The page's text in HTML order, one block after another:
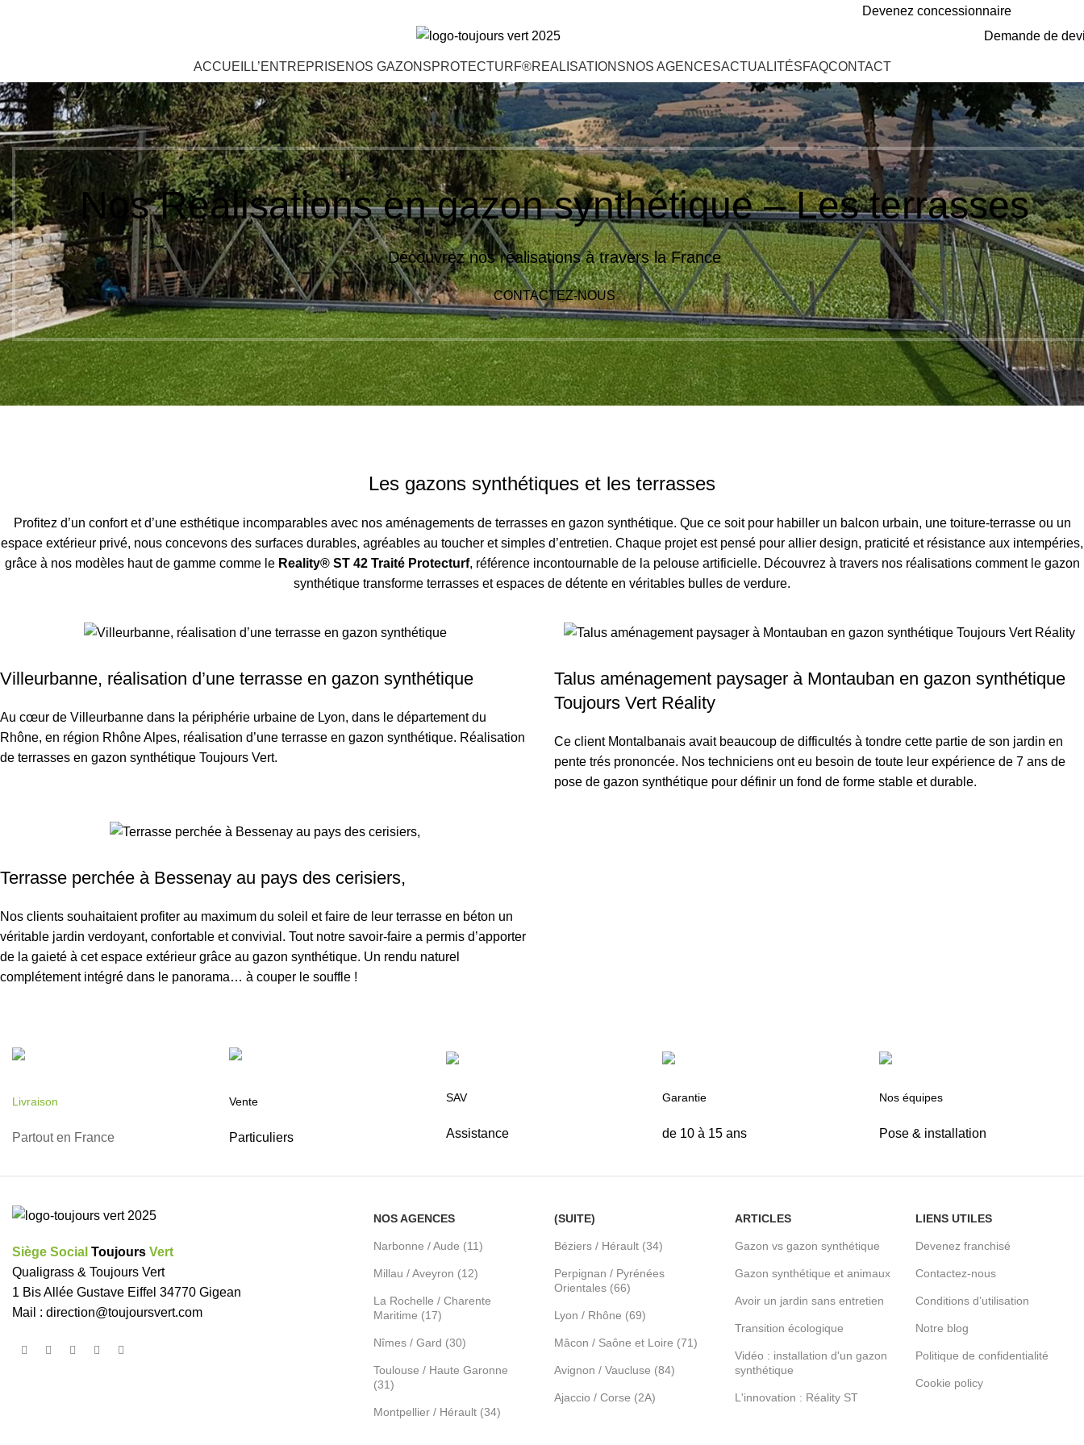
Devenez concessionnaire
Demande de
ACCUEIL L’ENTREPRISENOS GAZONSPROTECTURF®REALISATIONSNOS AGENCESACTUALITÉSFAQCONTACT
Nos Réalisations en gazon synthétique – Les terrasses
Découvrez nos réalisations à travers la France
CONTACTEZ-NOUS
Les gazons synthétiques et les terrasses
Profitez d’un confort et d’une esthétique incomparables avec nos aménagements de terrasses en gazon synthétique. Que ce soit pour habiller un balcon urbain, une toiture-terrasse ou un
espace extérieur privé, nous concevons des surfaces durables, agréables au toucher et simples d’entretien. Chaque projet est pensé pour allier design, praticité et résistance aux intempéries,
grâce à nos modèles haut de gamme comme le Reality® ST 42 Traité Protecturf, référence incontournable de la pelouse artificielle. Découvrez à travers nos réalisations comment le gazon
synthétique transforme terrasses et espaces de détente en véritables bulles de verdure.
Villeurbanne, réalisation d’une terrasse en gazon synthétique
Au cœur de Villeurbanne dans la périphérie urbaine de Lyon, dans le département du
Rhône, en région Rhône Alpes, réalisation d’une terrasse en gazon synthétique. Réalisation
de terrasses en gazon synthétique Toujours Vert.
Talus aménagement paysager à Montauban en gazon synthétique
Toujours Vert Réality
Ce client Montalbanais avait beaucoup de difficultés à tondre cette partie de son jardin en
pente trés prononcée. Nos techniciens ont eu besoin de toute leur expérience de 7 ans de
pose de gazon synthétique pour définir un fond de forme stable et durable.
Terrasse perchée à Bessenay au pays des cerisiers,
Nos clients souhaitaient profiter au maximum du soleil et faire de leur terrasse en béton un
véritable jardin verdoyant, confortable et convivial. Tout notre savoir-faire a permis d’apporter
de la gaieté à cet espace extérieur grâce au gazon synthétique. Un rendu naturel
complétement intégré dans le panorama… à couper le souffle !
Livraison
Partout en France
Vente
Particuliers
SAV
Assistance
Garantie
de 10 à 15 ans
Nos équipes
Pose & installation
Siège Social Toujours Vert
Qualigrass & Toujours Vert
1 Bis Allée Gustave Eiffel 34770 Gigean
Mail : direction@toujoursvert.com
NOS AGENCES
Narbonne / Aude (11)
Millau / Aveyron (12)
La Rochelle / Charente
Maritime (17)
Nîmes / Gard (30)
Toulouse / Haute Garonne
(31)
Montpellier / Hérault (34)
(SUITE)
Béziers / Hérault (34)
Perpignan / Pyrénées
Orientales (66)
Lyon / Rhône (69)
Mâcon / Saône et Loire (71)
Avignon / Vaucluse (84)
Ajaccio / Corse (2A)
ARTICLES
Gazon vs gazon synthétique
Gazon synthétique et animaux
Avoir un jardin sans entretien
Transition écologique
Vidéo : installation d'un gazon
synthétique
L'innovation : Réality ST
LIENS UTILES
Devenez franchisé
Contactez-nous
Conditions d’utilisation
Notre blog
Politique de confidentialité
Cookie policy